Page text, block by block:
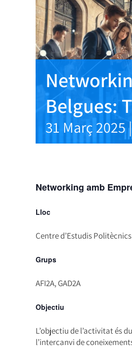
Belgues:
31 Març 2025
Networking amb
Lloc
Centre d’Estudis
Grups
AFI2A, GAD2A
Objectiu
L’objectiu de l’activitat és
l’intercanvi de